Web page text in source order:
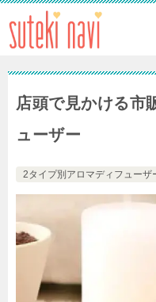
店頭で見かける市
ューザー
2タイプ別アロマディフューザ